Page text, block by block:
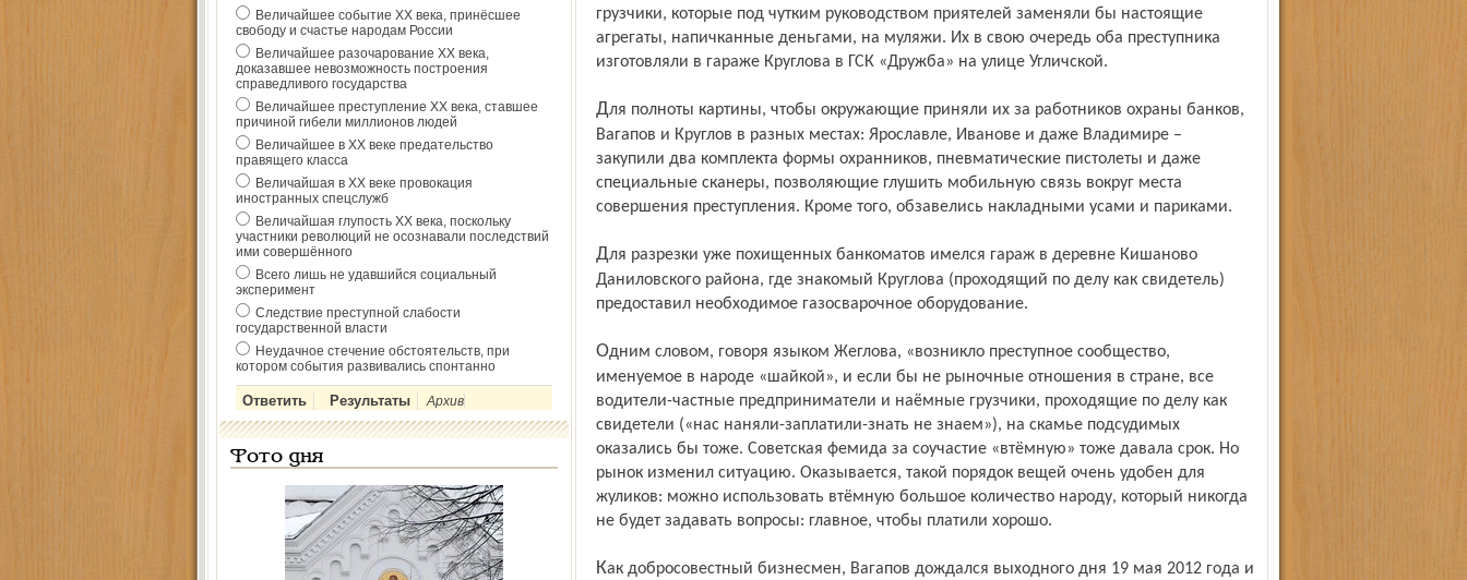
Величайшее событие ХХ века, принёсшее
свободу и счастье народам России
Величайшее разочарование ХХ века,
доказавшее невозможность построения
справедливого государства
Величайшее преступление ХХ века, ставшее
причиной гибели миллионов людей
Величайшее в ХХ веке предательство
правящего класса
Величайшая в ХХ веке провокация
иностранных спецслужб
Величайшая глупость ХХ века, поскольку
участники революций не осознавали последствий
ими совершённого
Всего лишь не удавшийся социальный
эксперимент
Следствие преступной слабости
государственной власти
Неудачное стечение обстоятельств, при
котором события развивались спонтанно
Архив
Фото дня
грузчики, которые под чутким руководством приятелей заменяли бы настоящие
агрегаты, напичканные деньгами, на муляжи. Их в свою очередь оба преступника
изготовляли в гараже Круглова в ГСК «Дружба» на улице Угличской.
Для полноты картины, чтобы окружающие приняли их за работников охраны банков,
Вагапов и Круглов в разных местах: Ярославле, Иванове и даже Владимире –
закупили два комплекта формы охранников, пневматические пистолеты и даже
специальные сканеры, позволяющие глушить мобильную связь вокруг места
совершения преступления. Кроме того, обзавелись накладными усами и париками.
Для разрезки уже похищенных банкоматов имелся гараж в деревне Кишаново
Даниловского района, где знакомый Круглова (проходящий по делу как свидетель)
предоставил необходимое газосварочное оборудование.
Одним словом, говоря языком Жеглова, «возникло преступное сообщество,
именуемое в народе «шайкой», и если бы не рыночные отношения в стране, все
водители-частные предприниматели и наёмные грузчики, проходящие по делу как
свидетели («нас наняли-заплатили-знать не знаем»), на скамье подсудимых
оказались бы тоже. Советская фемида за соучастие «втёмную» тоже давала срок. Но
рынок изменил ситуацию. Оказывается, такой порядок вещей очень удобен для
жуликов: можно использовать втёмную большое количество народу, который никогда
не будет задавать вопросы: главное, чтобы платили хорошо.
Как добросовестный бизнесмен, Вагапов дождался выходного дня 19 мая 2012 года и